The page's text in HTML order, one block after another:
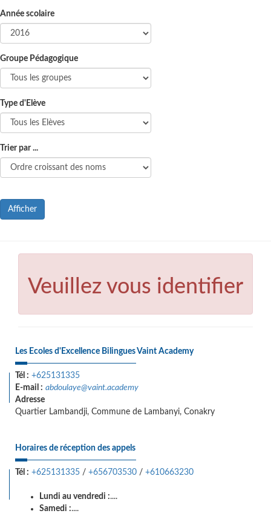
Année scolaire
Groupe Pédagogique
Type d'Elève
Trier par ...
Afficher
Veuillez vous identifier
Les Ecoles d'Excellence Bilingues Vaint Academy
Tél : +625131335
E-mail : abdoulaye@vaint.academy
Adresse
Quartier Lambandji, Commune de Lambanyi, Conakry
Horaires de réception des appels
Tél : +625131335 / +656703530 / +610663230
Lundi au vendredi :....
Samedi :....